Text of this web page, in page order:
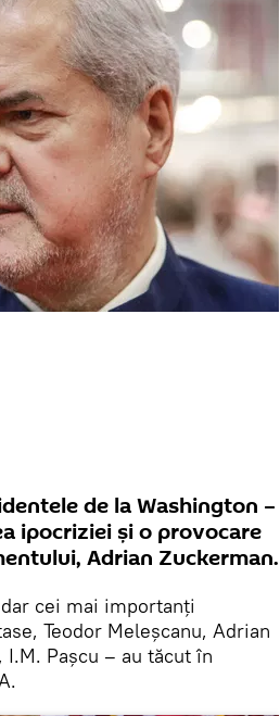
de la Washington –
ipocriziei și o provocare
Adrian Zuckerman.
cei mai importanți
Teodor Meleșcanu, Adrian
Pașcu – au tăcut în